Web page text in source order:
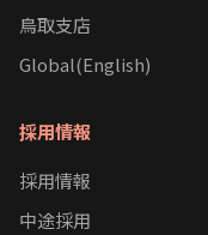
鳥取支店
Global(English)
採用情報
採用情報
中途採用